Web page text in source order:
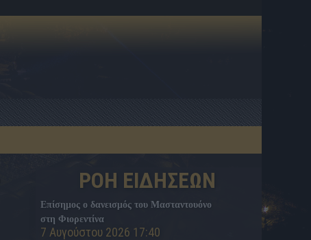
ΡΟΗ ΕΙΔΗΣΕΩΝ
Επίσημος ο δανεισμός του Μασταντουόνο
στη Φιορεντίνα
7 Αυγούστου 2026 17:40